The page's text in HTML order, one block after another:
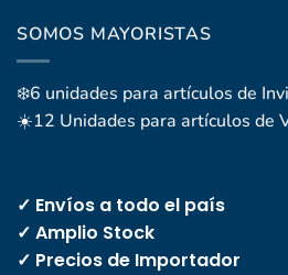
SOMOS MAYORISTAS
❄️6 unidades para artículos de
☀️12 Unidades para artículos de
✓ Envíos a todo el país
✓ Amplio Stock
✓ Precios de Importador